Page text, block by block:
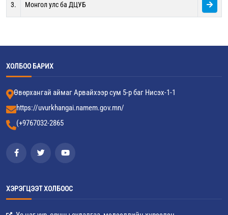
3. Монгол улс ба ДЦУБ
ХОЛБОО БАРИХ
Өвөрхангай аймаг Арвайхээр сум 5-р баг Нисэх-1-1
https://uvurkhangai.namem.gov.mn/
(+9767032-2865
ХЭРЭГЦЭЭТ ХОЛБООС